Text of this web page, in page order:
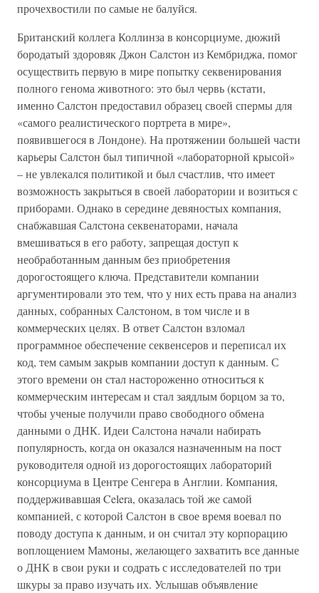
прочехвостили по самые не балуйся.
Британский коллега Коллинза в консорциуме, дюжий
бородатый здоровяк Джон Салстон из Кембриджа, помог
осуществить первую в мире попытку секвенирования
полного генома животного: это был червь (кстати,
именно Салстон предоставил образец своей спермы для
«самого реалистического портрета в мире»,
появившегося в Лондоне). На протяжении большей части
карьеры Салстон был типичной «лабораторной крысой»
– не увлекался политикой и был счастлив, что имеет
возможность закрыться в своей лаборатории и возиться с
приборами. Однако в середине девяностых компания,
снабжавшая Салстона секвенаторами, начала
вмешиваться в его работу, запрещая доступ к
необработанным данным без приобретения
дорогостоящего ключа. Представители компании
аргументировали это тем, что у них есть права на анализ
данных, собранных Салстоном, в том числе и в
коммерческих целях. В ответ Салстон взломал
программное обеспечение секвенсеров и переписал их
код, тем самым закрыв компании доступ к данным. С
этого времени он стал настороженно относиться к
коммерческим интересам и стал заядлым борцом за то,
чтобы ученые получили право свободного обмена
данными о ДНК. Идеи Салстона начали набирать
популярность, когда он оказался назначенным на пост
руководителя одной из дорогостоящих лабораторий
консорциума в Центре Сенгера в Англии. Компания,
поддерживавшая Celera, оказалась той же самой
компанией, с которой Салстон в свое время воевал по
поводу доступа к данным, и он считал эту корпорацию
воплощением Мамоны, желающего захватить все данные
о ДНК в свои руки и содрать с исследователей по три
шкуры за право изучать их. Услышав объявление